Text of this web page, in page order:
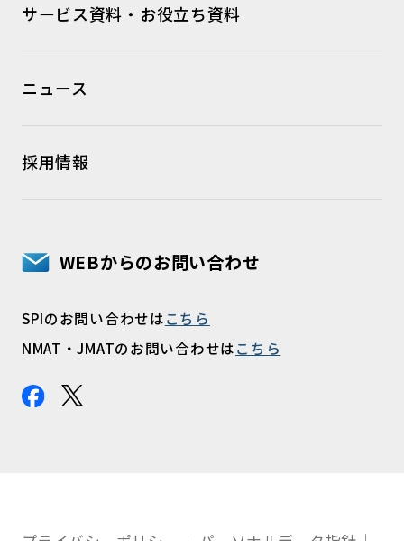
サービス資料・お役立ち資料
ニュース
採用情報
WEBからのお問い合わせ
SPIのお問い合わせはこちら
NMAT・JMATのお問い合わせはこちら